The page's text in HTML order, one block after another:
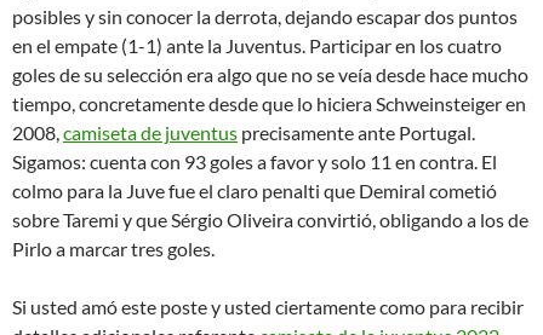
posibles y sin conocer la derrota, dejando escapar dos puntos
en el empate (1-1) ante la Juventus. Participar en los cuatro
goles de su selección era algo que no se veía desde hace mucho
tiempo, concretamente desde que lo hiciera Schweinsteiger en
2008,camiseta de juventus precisamente ante Portugal.
Sigamos: cuenta con 93 goles a favor y solo 11 en contra. El
colmo para la Juve fue el claro penalti que Demiral cometió
sobre Taremi y que Sérgio Oliveira convirtió, obligando a los de
Pirlo a marcar tres goles.
Si usted amó este poste y usted ciertamente como para recibir